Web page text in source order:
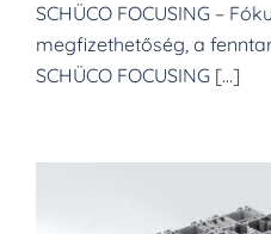
SCHÜCO FOCUSING –
megfizethetőség, a
SCHÜCO FOCUSING […]